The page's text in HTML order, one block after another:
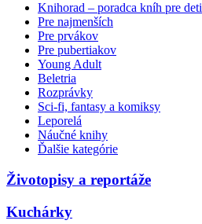
Knihorad – poradca kníh pre deti
Pre najmenších
Pre prvákov
Pre pubertiakov
Young Adult
Beletria
Rozprávky
Sci-fi, fantasy a komiksy
Leporelá
Náučné knihy
Ďalšie kategórie
Životopisy a reportáže
Kuchárky